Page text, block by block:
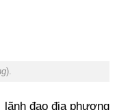
).
lãnh đạo địa phương